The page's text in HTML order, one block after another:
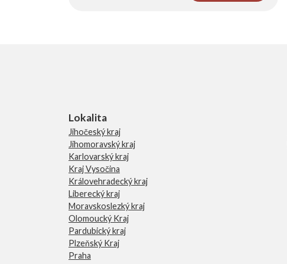
Lokalita
Jihočeský kraj
Jihomoravský kraj
Karlovarský kraj
Kraj Vysočina
Královehradecký kraj
Liberecký kraj
Moravskoslezký kraj
Olomoucký Kraj
Pardubický kraj
Plzeňský Kraj
Praha